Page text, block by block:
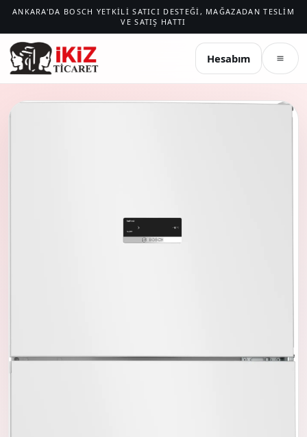
ANKARA'DA BOSCH YETKILI SATICI DESTEĞI, MAĞAZADAN TESLIM
VE SATIŞ HATTI
İKIZ TICARET
Hesabım